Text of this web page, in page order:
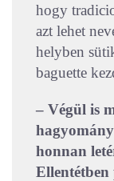
hogy
azt lehet
helyben
baguette
– Végül is
honnan